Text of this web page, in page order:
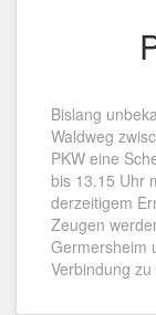
Bislang
Waldweg
PKW eine
bis 13.15 Uhr
derzeitigem
Zeugen
Germersheim
Verbindung zu